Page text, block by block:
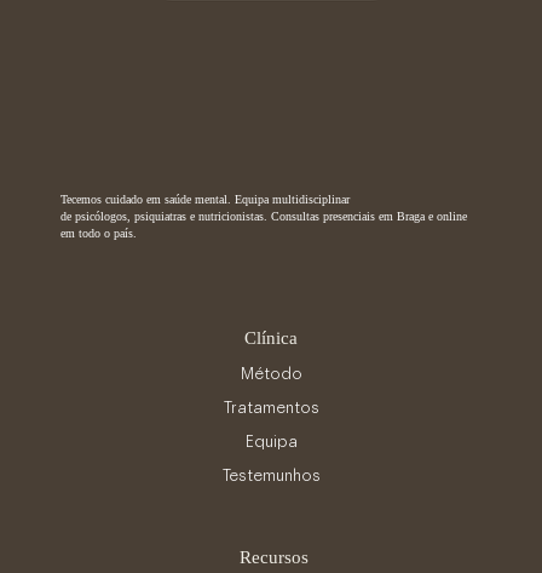
Tecemos cuidado em saúde mental. Equipa multidisciplinar
de psicólogos, psiquiatras e nutricionistas. Consultas presenciais em Braga e online
em todo o país.
Clínica
Método
Tratamentos
Equipa
Testemunhos
Recursos